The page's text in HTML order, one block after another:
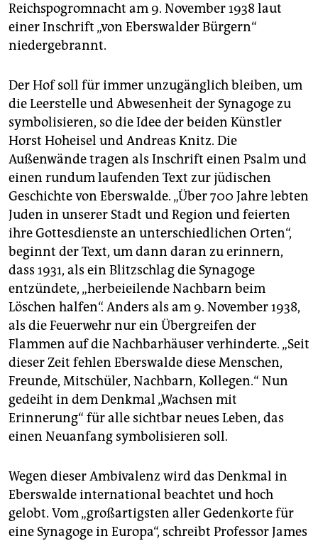
Reichspogromnacht am 9. November 1938 laut
einer Inschrift „von Eberswalder Bürgern“
niedergebrannt.
Der Hof soll für immer unzugänglich bleiben, um
die Leerstelle und Abwesenheit der Synagoge zu
symbolisieren, so die Idee der beiden Künstler
Horst Hoheisel und Andreas Knitz. Die
Außenwände tragen als Inschrift einen Psalm und
einen rundum laufenden Text zur jüdischen
Geschichte von Eberswalde. „Über 700 Jahre lebten
Juden in unserer Stadt und Region und feierten
ihre Gottesdienste an unterschiedlichen Orten“,
beginnt der Text, um dann daran zu erinnern,
dass 1931, als ein Blitzschlag die Synagoge
entzündete, „herbeieilende Nachbarn beim
Löschen halfen“. Anders als am 9. November 1938,
als die Feuerwehr nur ein Übergreifen der
Flammen auf die Nachbarhäuser verhinderte. „Seit
dieser Zeit fehlen Eberswalde diese Menschen,
Freunde, Mitschüler, Nachbarn, Kollegen.“ Nun
gedeiht in dem Denkmal „Wachsen mit
Erinnerung“ für alle sichtbar neues Leben, das
einen Neuanfang symbolisieren soll.
Wegen dieser Ambivalenz wird das Denkmal in
Eberswalde international beachtet und hoch
gelobt. Vom „großartigsten aller Gedenkorte für
eine Synagoge in Europa“, schreibt Professor James